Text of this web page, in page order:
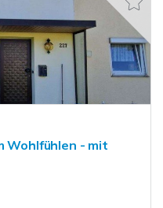
Wohlfühlen - mit